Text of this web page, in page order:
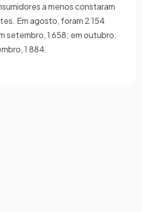
a menos constaram
Em agosto, foram 2 154
setembro, 1 658; em outubro,
1 884.